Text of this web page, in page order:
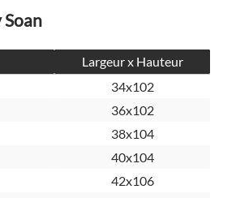
Soan
Largeur x Hauteur
34x102
36x102
38x104
40x104
42x106